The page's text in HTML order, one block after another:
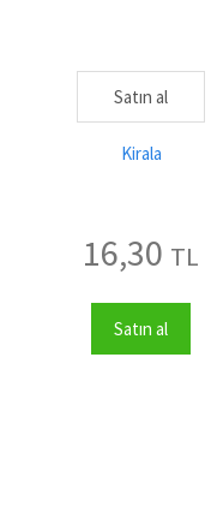
Satın al
Kirala
16,30 TL
Satın al